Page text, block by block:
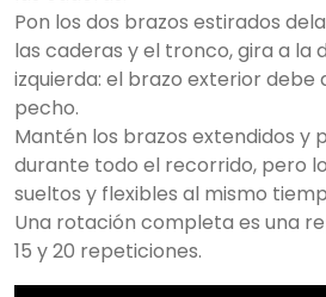
Pon los dos brazos estirados
las caderas y el tronco, gira a la
izquierda: el brazo exterior debe
pecho.
Mantén los brazos extendidos y
durante todo el recorrido, pero
sueltos y flexibles al mismo
Una rotación completa es una
15 y 20 repeticiones.